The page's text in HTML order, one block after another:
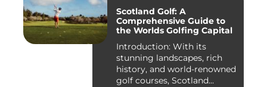
Scotland Golf: A
Comprehensive Guide to
the Worlds Golfing Capital
Introduction: With its
stunning landscapes, rich
history, and world-renowned
golf courses, Scotland...